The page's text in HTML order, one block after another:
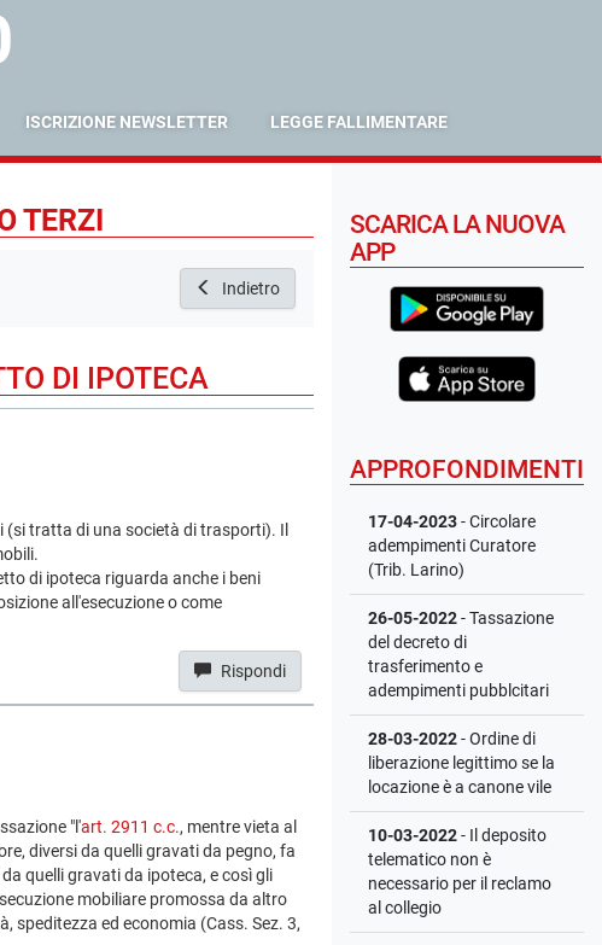
ISCRIZIONE NEWSLETTER LEGGE FALLIMENTARE
TERZI
Indietro
DI IPOTECA
tratta di una società di trasporti). Il
di ipoteca riguarda anche i beni
all'esecuzione o come
Rispondi
"l'art. 2911 c.c., mentre vieta al
diversi da quelli gravati da pegno, fa
quelli gravati da ipoteca, e così gli
mobiliare promossa da altro
speditezza ed economia (Cass. Sez. 3,
SCARICA LA NUOVA
APP
APPROFONDIMENTI
17-04-2023- Circolare
adempimenti Curatore
(Trib. Larino)
26-05-2022- Tassazione
del decreto di
trasferimento e
adempimenti pubblcitari
28-03-2022- Ordine di
liberazione legittimo se la
locazione è a canone vile
10-03-2022- Il deposito
telematico non è
necessario per il reclamo
al collegio